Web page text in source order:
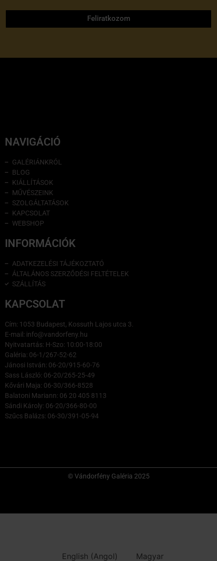
Feliratkozom
NAVIGÁCIÓ
GALÉRIÁNKRÓL
BLOG
KIÁLLÍTÁSOK
MŰVÉSZEINK
SZOLGÁLTATÁSOK
KAPCSOLAT
WEBSHOP
INFORMÁCIÓK
ADATKEZELÉSI TÁJÉKOZTATÓ
ÁLTALÁNOS SZERZŐDÉSI FELTÉTELEK
SZÁLLÍTÁS
KAPCSOLAT
Cím: 1053 Budapest, Kossuth Lajos utca 3.
E-mail: info@vandorfeny.hu
Nyitvatartás: H-Szo: 10:00-18:00
Galéria: 06-1/267-52-62
Jánosi István: 06-20/915-60-76
Sass László: 06-20/265-25-49
Kővári Maja: 06-30/366-8528
Balatoni Mariann: 06 20 405 8113
Sándi Károly: 06-20/366-80-00
Szűcs Balázs: 06-30/391-05-94
© Vándorfény Galéria 2025
English (Angol) Magyar